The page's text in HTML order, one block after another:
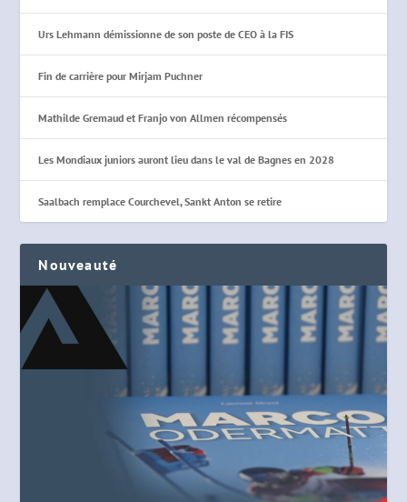
Urs Lehmann démissionne de son poste de CEO à la FIS
Fin de carrière pour Mirjam Puchner
Mathilde Gremaud et Franjo von Allmen récompensés
Les Mondiaux juniors auront lieu dans le val de Bagnes en 2028
Saalbach remplace Courchevel, Sankt Anton se retire
Nouveauté